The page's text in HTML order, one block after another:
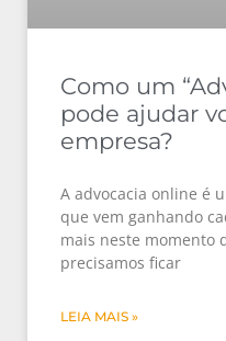
Como um
pode ajudar
empresa?
A advocacia online é
que vem ganhando
mais neste momento
precisamos ficar
LEIA MAIS »